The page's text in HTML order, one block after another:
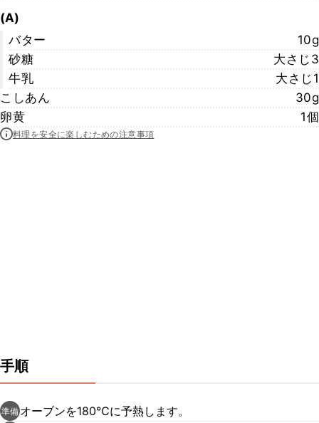
(A)
バター
10g
砂糖
大さじ3
牛乳
大さじ1
こしあん
30g
卵黄
1個
料理を安全に楽しむための注意事項
手順
準備 オーブンを180℃に予熱します。